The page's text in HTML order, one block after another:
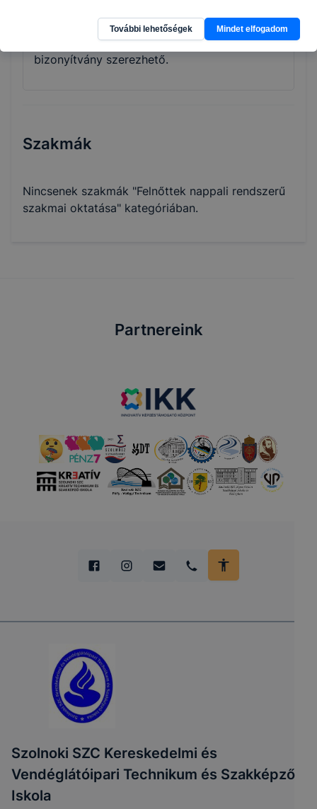
sikeres teljesítésével államilag elismert
szakképzettséget igazoló szakmai
bizonyítvány szerezhető.
Szakmák
Nincsenek szakmák "Felnőttek nappali rendszerű
szakmai oktatása" kategóriában.
Partnereink
Szolnoki SZC Kereskedelmi és
Vendéglátóipari Technikum és Szakképző
Iskola
További lehetőségek Mindet elfogadom